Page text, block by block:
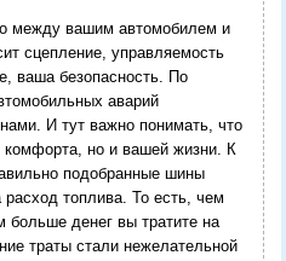
между вашим автомобилем и
сцепление, управляемость
ваша безопасность. По
аварий
И тут важно понимать, что
комфорта, но и вашей жизни. К
подобранные шины
расход топлива. То есть, чем
денег вы тратите на
траты стали нежелательной